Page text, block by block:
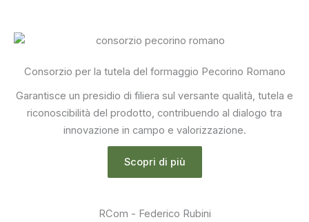
Consorzio per la tutela del formaggio Pecorino Romano
Garantisce un presidio di filiera sul versante qualità, tutela e
riconoscibilità del prodotto, contribuendo al dialogo tra
innovazione in campo e valorizzazione.
Scopri di più
RCom - Federico Rubini